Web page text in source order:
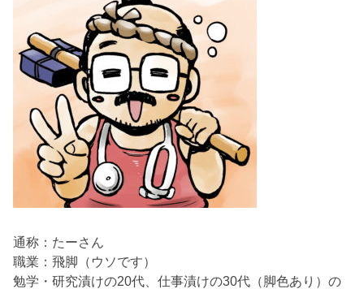
通称：たーさん
職業：飛脚（ウソです）
勉学・研究漬けの20代、仕事漬けの30代（脚色あり）の